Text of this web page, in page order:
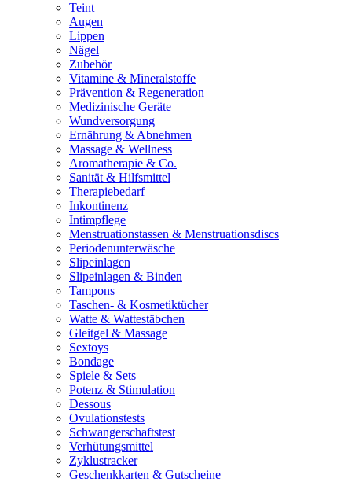
Teint
Augen
Lippen
Nägel
Zubehör
Vitamine & Mineralstoffe
Prävention & Regeneration
Medizinische Geräte
Wundversorgung
Ernährung & Abnehmen
Massage & Wellness
Aromatherapie & Co.
Sanität & Hilfsmittel
Therapiebedarf
Inkontinenz
Intimpflege
Menstruationstassen & Menstruationsdiscs
Periodenunterwäsche
Slipeinlagen
Slipeinlagen & Binden
Tampons
Taschen- & Kosmetiktücher
Watte & Wattestäbchen
Gleitgel & Massage
Sextoys
Bondage
Spiele & Sets
Potenz & Stimulation
Dessous
Ovulationstests
Schwangerschaftstest
Verhütungsmittel
Zyklustracker
Geschenkkarten & Gutscheine